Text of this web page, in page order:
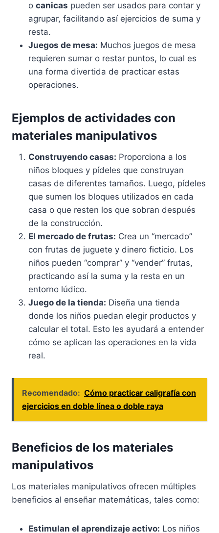
o canicas pueden ser usados para contar y
agrupar, facilitando así ejercicios de suma y
resta.
Juegos de mesa: Muchos juegos de mesa
requieren sumar o restar puntos, lo cual es
una forma divertida de practicar estas
operaciones.
Ejemplos de actividades con
materiales manipulativos
Construyendo casas: Proporciona a los
niños bloques y pídeles que construyan
casas de diferentes tamaños. Luego, pídeles
que sumen los bloques utilizados en cada
casa o que resten los que sobran después
de la construcción.
El mercado de frutas: Crea un “mercado”
con frutas de juguete y dinero ficticio. Los
niños pueden “comprar” y “vender” frutas,
practicando así la suma y la resta en un
entorno lúdico.
Juego de la tienda: Diseña una tienda
donde los niños puedan elegir productos y
calcular el total. Esto les ayudará a entender
cómo se aplican las operaciones en la vida
real.
Recomendado: Cómo practicar caligrafía con
ejercicios en doble línea o doble raya
Beneficios de los materiales
manipulativos
Los materiales manipulativos ofrecen múltiples
beneficios al enseñar matemáticas, tales como:
Estimulan el aprendizaje activo: Los niños